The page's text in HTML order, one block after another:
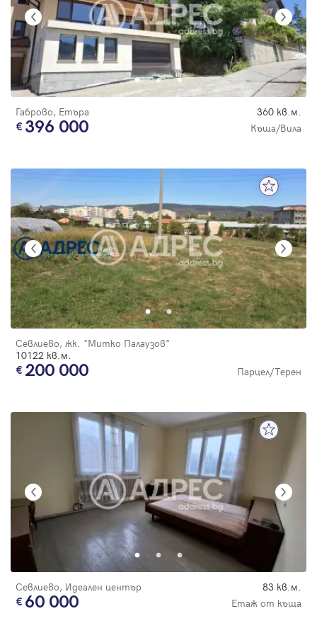
Габрово, Етъра 360 кв.м.
396 000 Къща/Вила
Севлиево, жк. "Митко Палаузов"
10122 кв.м.
200 000 Парцел/Терен
Севлиево, Идеален център 83 кв.м.
60 000 Етаж от къща